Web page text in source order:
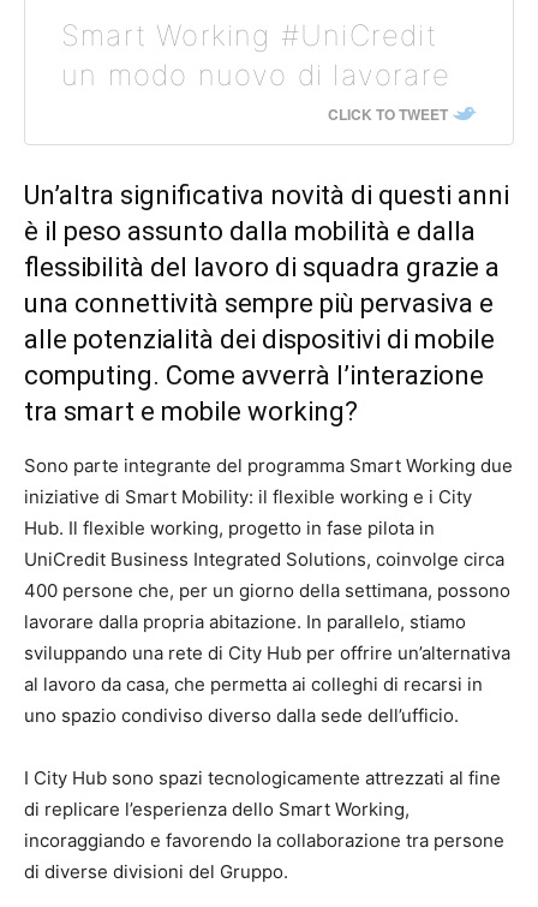
Smart Working #UniCredit
un modo nuovo di lavorare
CLICK TO TWEET
Un’altra significativa novità di questi anni
è il peso assunto dalla mobilità e dalla
flessibilità del lavoro di squadra grazie a
una connettività sempre più pervasiva e
alle potenzialità dei dispositivi di mobile
computing. Come avverrà l’interazione
tra smart e mobile working?
Sono parte integrante del programma Smart Working due
iniziative di Smart Mobility: il flexible working e i City
Hub. Il flexible working, progetto in fase pilota in
UniCredit Business Integrated Solutions, coinvolge circa
400 persone che, per un giorno della settimana, possono
lavorare dalla propria abitazione. In parallelo, stiamo
sviluppando una rete di City Hub per offrire un’alternativa
al lavoro da casa, che permetta ai colleghi di recarsi in
uno spazio condiviso diverso dalla sede dell’ufficio.
I City Hub sono spazi tecnologicamente attrezzati al fine
di replicare l’esperienza dello Smart Working,
incoraggiando e favorendo la collaborazione tra persone
di diverse divisioni del Gruppo.